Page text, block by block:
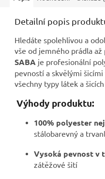
Detailní popis
Hledáte spolehlivou a
vše od jemného prádla až
SABA je profesionální
pevností a skvělými
všechny typy látek a
Výhody produktu:
100% polyester
stálobarevný a
Vysoká pevnost v
zátěžové šití